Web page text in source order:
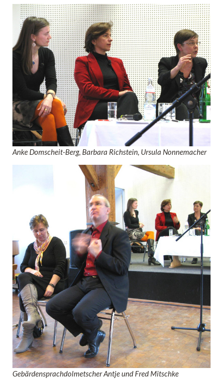
Anke Domscheit-Berg, Barbara Richstein, Ursula Nonnemacher
Gebärdensprachdolmetscher Antje und Fred Mitschke